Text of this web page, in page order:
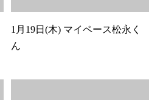
1月19日(木) マイペース松永く
ん